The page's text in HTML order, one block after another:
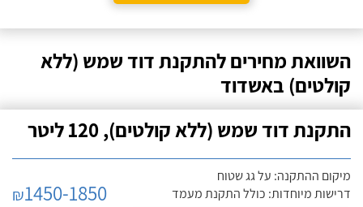
השוואת מחירים להתקנת דוד שמש (ללא
קולטים) באשדוד
התקנת דוד שמש (ללא קולטים), 120 ליטר
מיקום ההתקנה: על גג שטוח
דרישות מיוחדות: כולל התקנת מעמד
₪1450-1850